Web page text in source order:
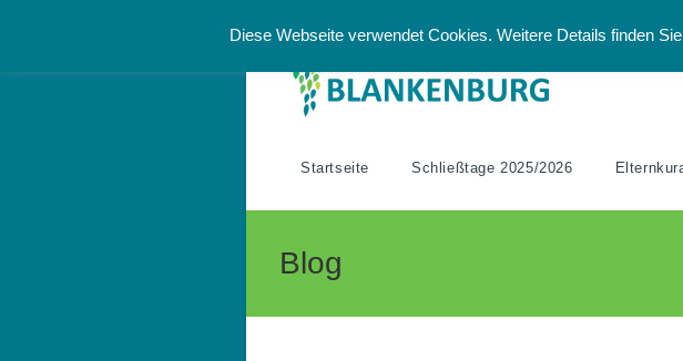
Startseite Schließtage 2025/2026
Blog
Diese Webseite verwendet Cookies. Weitere Details finden